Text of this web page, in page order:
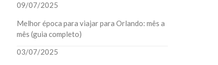
09/07/2025
Melhor época para viajar para Orlando: mês a
mês (guia completo)
03/07/2025